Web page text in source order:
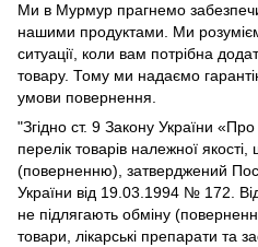
Ми в Мурмур прагнемо
нашими продуктами. Ми
ситуації, коли вам потрібна
товару. Тому ми надаємо
умови повернення.
"Згідно ст. 9 Закону України
перелік товарів належної
(поверненню), затверджений
України від 19.03.1994 № 172.
не підлягають обміну
товари, лікарські препарати та